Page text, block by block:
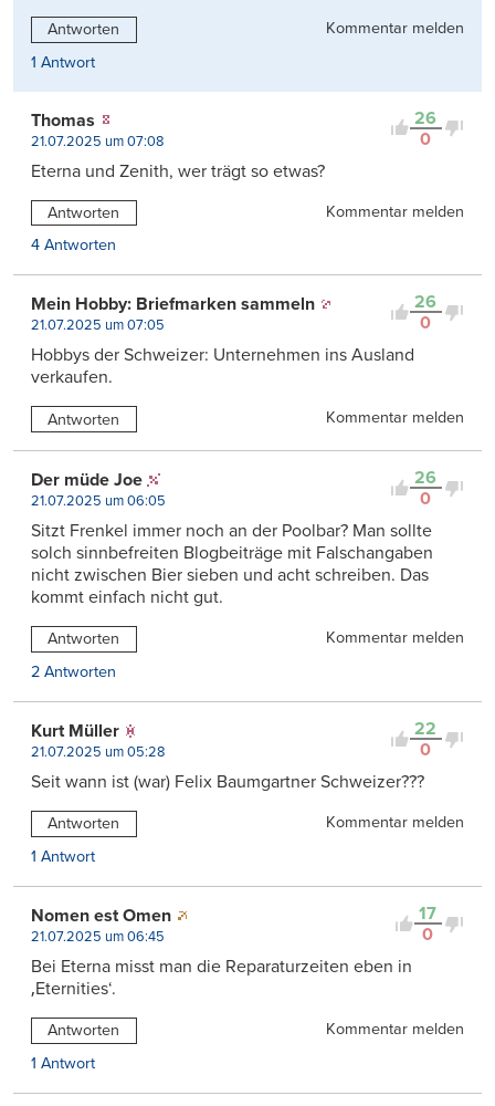
Antworten
Kommentar melden
1 Antwort
26
0
Thomas
21.07.2025 um 07:08
Eterna und Zenith, wer trägt so etwas?
Antworten
Kommentar melden
4 Antworten
26
0
Mein Hobby: Briefmarken sammeln
21.07.2025 um 07:05
Hobbys der Schweizer: Unternehmen ins Ausland
verkaufen.
Antworten Kommentar melden
26
0
Der müde Joe
21.07.2025 um 06:05
Sitzt Frenkel immer noch an der Poolbar? Man sollte
solch sinnbefreiten Blogbeiträge mit Falschangaben
nicht zwischen Bier sieben und acht schreiben. Das
kommt einfach nicht gut.
Antworten
Kommentar melden
2 Antworten
22
0
Kurt Müller
21.07.2025 um 05:28
Seit wann ist (war) Felix Baumgartner Schweizer???
Antworten
Kommentar melden
1 Antwort
17
0
Nomen est Omen
21.07.2025 um 06:45
Bei Eterna misst man die Reparaturzeiten eben in
‚Eternities‘.
Antworten
Kommentar melden
1 Antwort